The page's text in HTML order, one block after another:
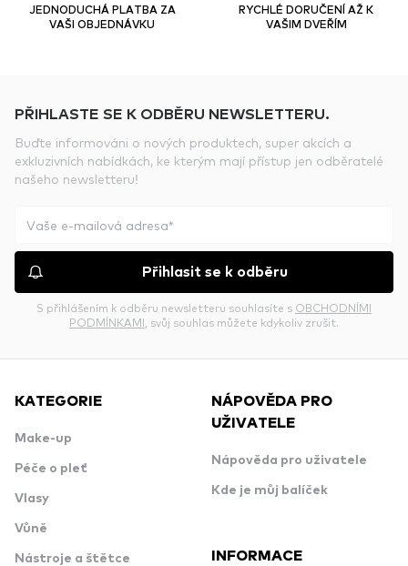
JEDNODUCHÁ PLATBA ZA
VAŠI OBJEDNÁVKU
RYCHLÉ DORUČENÍ AŽ K
VAŠIM DVEŘÍM
PŘIHLASTE SE K ODBĚRU NEWSLETTERU.
Buďte informováni o nových produktech, super akcích a
exkluzivních nabídkách, ke kterým mají přístup jen odběratelé
našeho newsletteru!
Přihlasit se k odběru
S přihlášením k odběru newsletteru souhlasíte s OBCHODNÍMI
PODMÍNKAMI , svůj souhlas můžete kdykoliv zrušit.
KATEGORIE
Make-up
Péče o pleť
Vlasy
Vůně
Nástroje a štětce
NÁPOVĚDA PRO
UŽIVATELE
Nápověda pro uživatele
Kde je můj balíček
INFORMACE